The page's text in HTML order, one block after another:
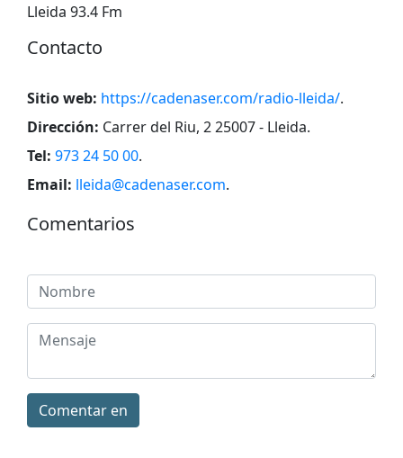
Lleida 93.4 Fm
Contacto
Sitio web: https://cadenaser.com/radio-lleida/.
Dirección: Carrer del Riu, 2 25007 - Lleida.
Tel: 973 24 50 00.
Email: lleida@cadenaser.com.
Comentarios
Comentar en